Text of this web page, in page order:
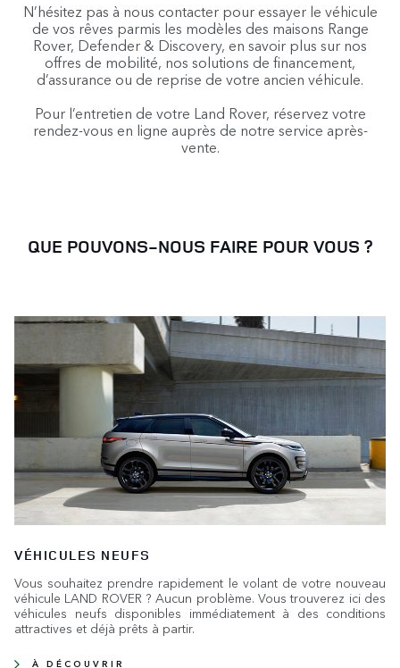
N’hésitez pas à nous contacter pour essayer le véhicule
de vos rêves parmis les modèles des maisons Range
Rover, Defender & Discovery, en savoir plus sur nos
offres de mobilité, nos solutions de financement,
d’assurance ou de reprise de votre ancien véhicule.
Pour l’entretien de votre Land Rover, réservez votre
rendez-vous en ligne auprès de notre service après-
vente.
QUE POUVONS-NOUS FAIRE POUR VOUS ?
VÉHICULES NEUFS
Vous souhaitez prendre rapidement le volant de votre nouveau
véhicule LAND ROVER ? Aucun problème. Vous trouverez ici des
véhicules neufs disponibles immédiatement à des conditions
attractives et déjà prêts à partir.
À DÉCOUVRIR